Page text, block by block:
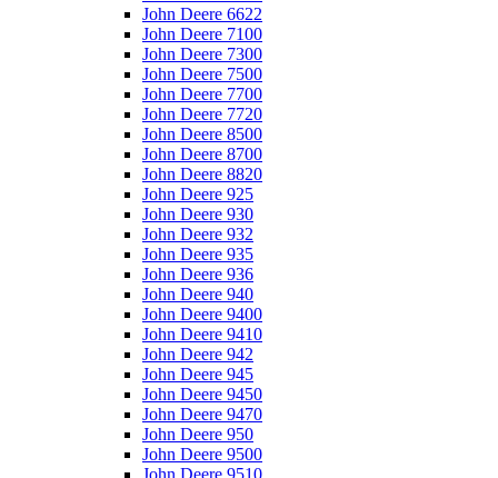
John Deere 6622
John Deere 7100
John Deere 7300
John Deere 7500
John Deere 7700
John Deere 7720
John Deere 8500
John Deere 8700
John Deere 8820
John Deere 925
John Deere 930
John Deere 932
John Deere 935
John Deere 936
John Deere 940
John Deere 9400
John Deere 9410
John Deere 942
John Deere 945
John Deere 9450
John Deere 9470
John Deere 950
John Deere 9500
John Deere 9510